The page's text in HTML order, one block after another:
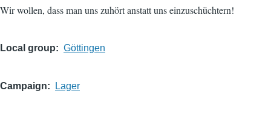
Wir wollen, dass man uns zuhört anstatt uns einzuschüchtern!
Local group Göttingen
Campaign Lager